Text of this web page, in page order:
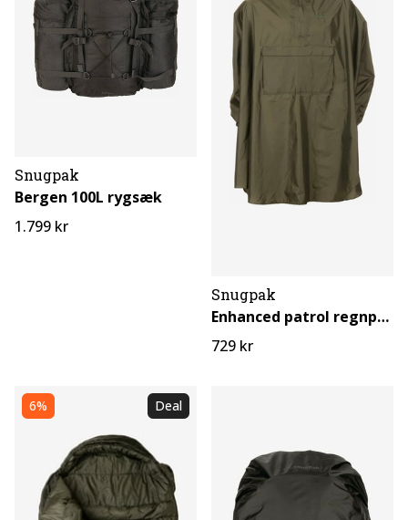
Snugpak
Bergen 100L rygsæk
1.799 kr
Snugpak
Enhanced patrol regnponcho
729 kr
6% Deal